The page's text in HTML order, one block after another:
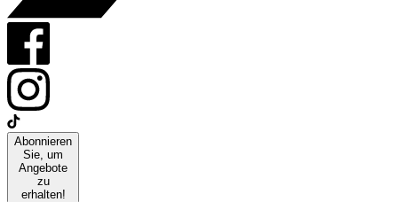
Abonnieren
Sie, um
Angebote
zu
erhalten!